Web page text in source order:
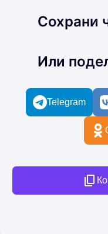
Сохрани
Или
Telegram